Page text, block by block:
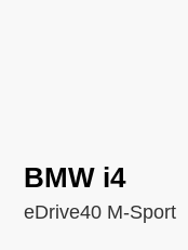
BMW i4
eDrive40 M-Sport